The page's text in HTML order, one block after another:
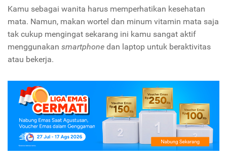
Kamu sebagai wanita harus memperhatikan kesehatan
mata. Namun, makan wortel dan minum vitamin mata saja
tak cukup mengingat sekarang ini kamu sangat aktif
menggunakan smartphone dan laptop untuk beraktivitas
atau bekerja.